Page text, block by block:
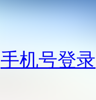
手机号登录